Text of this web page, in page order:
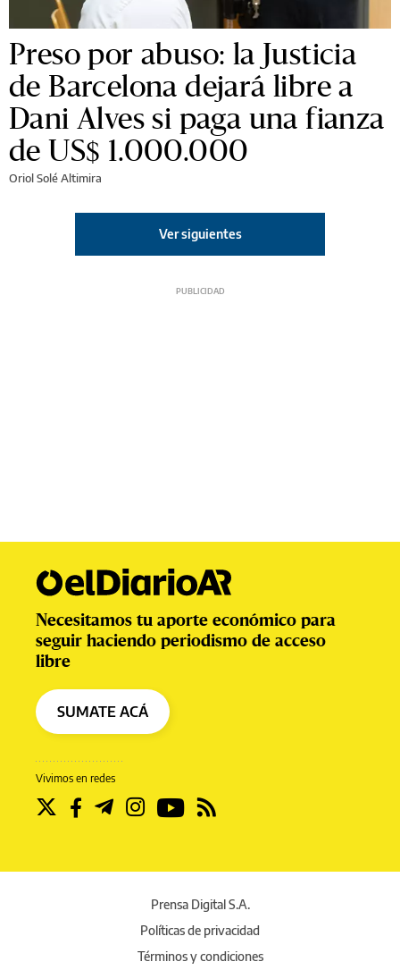
Preso por abuso: la Justicia
de Barcelona dejará libre a
Dani Alves si paga una fianza
de US$ 1.000.000
Oriol Solé Altimira
Ver siguientes
Vivimos en redes
Necesitamos tu aporte económico para
seguir haciendo periodismo de acceso
libre
SUMATE ACÁ
Prensa Digital S.A.
Políticas de privacidad
Términos y condiciones